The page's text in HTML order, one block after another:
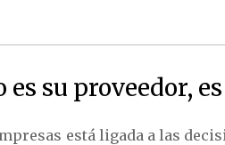
es su proveedor,
está ligada a las